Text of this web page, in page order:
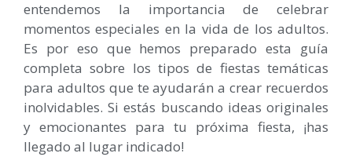
entendemos la importancia de celebrar
momentos especiales en la vida de los adultos.
Es por eso que hemos preparado esta guía
completa sobre los tipos de fiestas temáticas
para adultos que te ayudarán a crear recuerdos
inolvidables. Si estás buscando ideas originales
y emocionantes para tu próxima fiesta, ¡has
llegado al lugar indicado!